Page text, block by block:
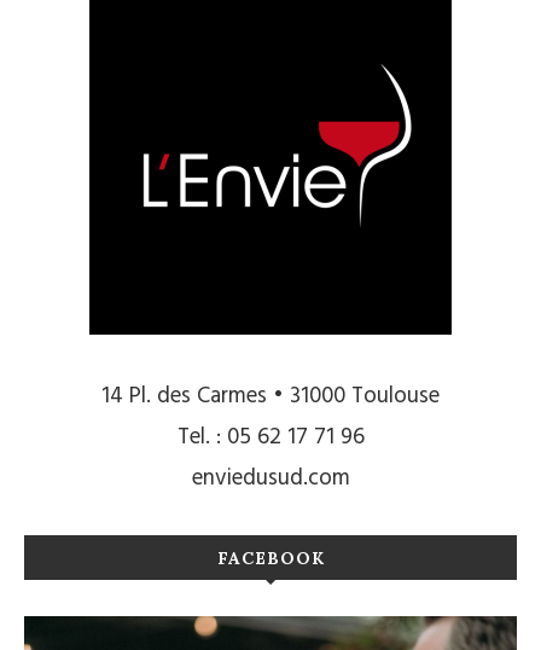
14 Pl. des Carmes • 31000 Toulouse
Tel. : 05 62 17 71 96
enviedusud.com
FACEBOOK